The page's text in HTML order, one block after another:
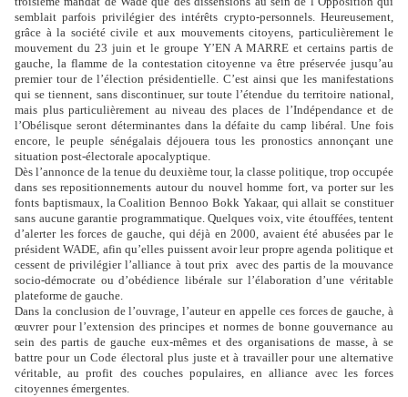
semblait parfois privilégier des intérêts crypto-personnels. Heureusement,
grâce à la société civile et aux mouvements citoyens, particulièrement le
mouvement du 23 juin et le groupe Y’EN A MARRE et certains partis de
gauche, la flamme de la contestation citoyenne va être préservée jusqu’au
premier tour de l’élection présidentielle. C’est ainsi que les manifestations
qui se tiennent, sans discontinuer, sur toute l’étendue du territoire national,
mais plus particulièrement au niveau des places de l’Indépendance et de
l’Obélisque seront déterminantes dans la défaite du camp libéral. Une fois
encore, le peuple sénégalais déjouera tous les pronostics annonçant une
situation post-électorale apocalyptique.
Dès l’annonce de la tenue du deuxième tour, la classe politique, trop occupée
dans ses repositionnements autour du nouvel homme fort, va porter sur les
fonts baptismaux, la Coalition Bennoo Bokk Yakaar, qui allait se constituer
sans aucune garantie programmatique. Quelques voix, vite étouffées, tentent
d’alerter les forces de gauche, qui déjà en 2000, avaient été abusées par le
président WADE, afin qu’elles puissent avoir leur propre agenda politique et
cessent de privilégier l’alliance à tout prix avec des partis de la mouvance
socio-démocrate ou d’obédience libérale sur l’élaboration d’une véritable
plateforme de gauche.
Dans la conclusion de l’ouvrage, l’auteur en appelle ces forces de gauche, à
œuvrer pour l’extension des principes et normes de bonne gouvernance au
sein des partis de gauche eux-mêmes et des organisations de masse, à se
battre pour un Code électoral plus juste et à travailler pour une alternative
véritable, au profit des couches populaires, en alliance avec les forces
citoyennes émergentes.